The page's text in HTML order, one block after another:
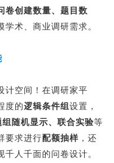
卷创建数量、题目数
学术、商业调研需求。
计空间！在调研家平
度的逻辑条件组 设置，
随机显示、联合实验等
要求进行配额抽样 ，还
千人千面的问卷设计。